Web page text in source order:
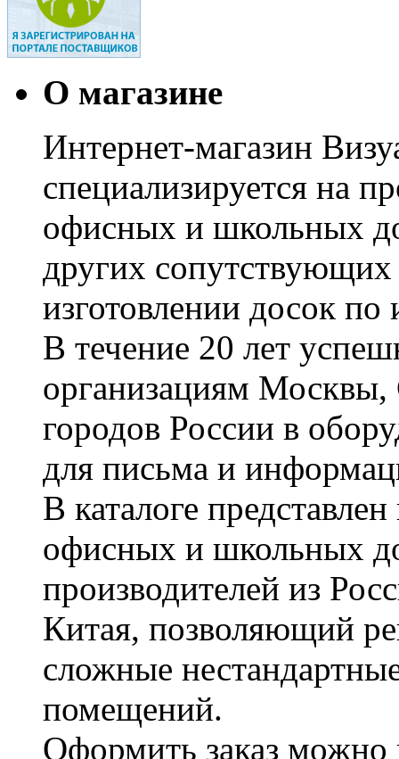
О магазине
Интернет-магазин
специализируется на
офисных и школьных
других сопутствующих
изготовлении досок по
В течение 20 лет
организациям Москвы,
городов России в
для письма и
В каталоге
офисных и школьных
производителей из
Китая, позволяющий
сложные
помещений.
Оформить заказ можно